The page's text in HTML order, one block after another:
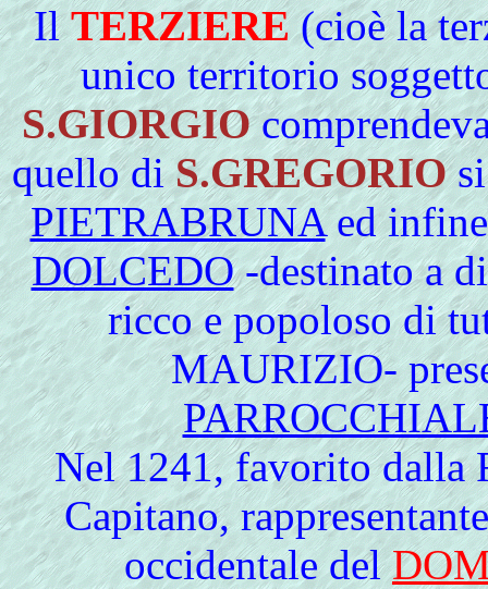
Il TERZIERE(cioè la
unico territorio
S.GIORGIO
quello diS.GREGORIOsi
PIETRABRUNAed
DOLCEDO-destinato a
ricco e popoloso di
MAURIZIO-
Nel 1241, favorito dalla
Capitano,
occidentale del